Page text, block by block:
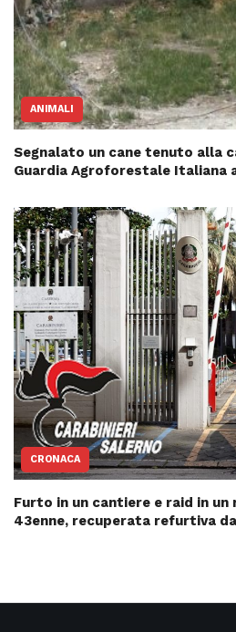
ANIMALI
Segnalato un cane tenuto alla
Guardia Agroforestale Italiana
CRONACA
Furto in un cantiere e raid in
43enne, recuperata refurtiva